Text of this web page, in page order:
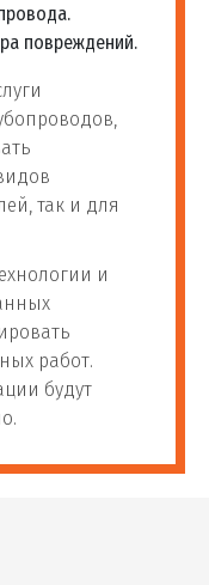
повреждений.
так и для
и
работ.
будут